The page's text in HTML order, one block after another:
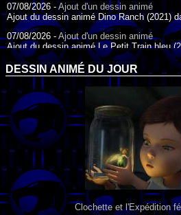
07/08/2026 - Ajout d'un dessin animé
Ajout du dessin animé Dino Ranch (2021)
07/08/2026 - Ajout d'un dessin animé
Ajout du dessin animé Le Petit Train bleu
07/08/2026 -Ajout d'un dessin animé
Ajout du dessin animé Agent Spécial Oso
17/07/2026 -
Ajout d'un dessin animé
Ajout du dessin animé Peter Pan (1988)
17/07/2026 -
Ajout d'un dessin animé
Ajout du dessin animé Le Bossu de Notre-
DESSIN ANIMÉ DU JOUR
Clochette et l'Expédition